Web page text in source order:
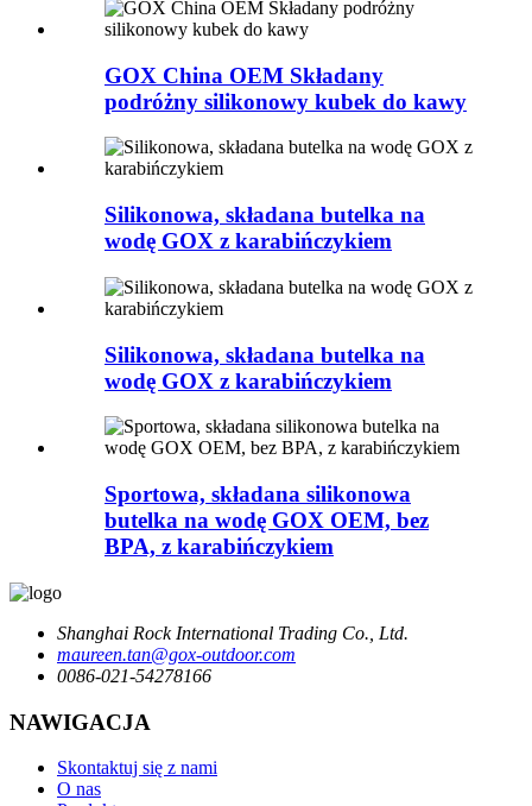
GOX China OEM Składany
podróżny silikonowy kubek do kawy
Silikonowa, składana butelka na
wodę GOX z karabińczykiem
Silikonowa, składana butelka na
wodę GOX z karabińczykiem
Sportowa, składana silikonowa
butelka na wodę GOX OEM, bez
BPA, z karabińczykiem
Shanghai Rock International Trading Co., Ltd.
maureen.tan@gox-outdoor.com
0086-021-54278166
NAWIGACJA
Skontaktuj się z nami
O nas